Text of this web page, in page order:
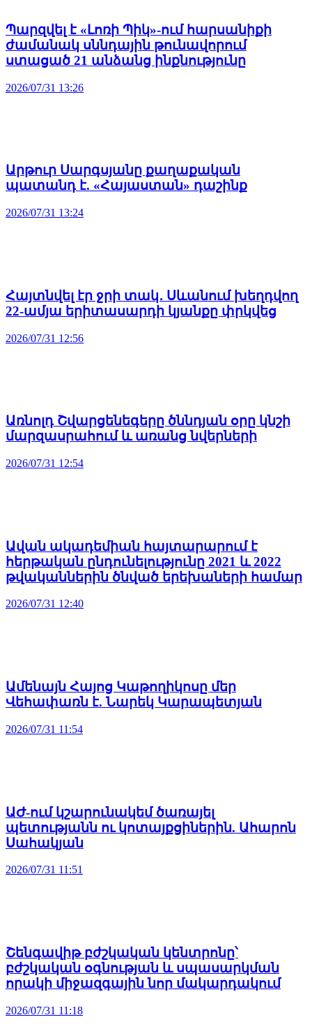
Պարզվել է «Լոռի Պիկ»-ում հարսանիքի
ժամանակ սննդային թունավորում
ստացած 21 անձանց ինքնությունը
2026/07/31 13:26
Արթուր Սարգսյանը քաղաքական
պատանդ է. «Հայաստան» դաշինք
2026/07/31 13:24
Հայտնվել էր ջրի տակ․ Սևանում խեղդվող
22-ամյա երիտասարդի կյանքը փրկվեց
2026/07/31 12:56
Առնոլդ Շվարցենեգերը ծննդյան օրը կնշի
մարզասրահում և առանց նվերների
2026/07/31 12:54
Ավան ակադեմիան հայտարարում է
հերթական ընդունելությունը 2021 և 2022
թվականներին ծնված երեխաների համար
2026/07/31 12:40
Ամենայն Հայոց Կաթողիկոսը մեր
Վեհափառն է. Նարեկ Կարապետյան
2026/07/31 11:54
ԱԺ-ում կշարունակեմ ծառայել
պետությանն ու կոտայքցիներին. Ահարոն
Սահակյան
2026/07/31 11:51
Շենգավիթ բժշկական կենտրոնը՝
բժշկական օգնության և սպասարկման
որակի միջազգային նոր մակարդակում
2026/07/31 11:18